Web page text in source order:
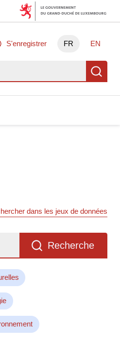
S'enregistrer FR EN
dans les jeux de données
Recherche